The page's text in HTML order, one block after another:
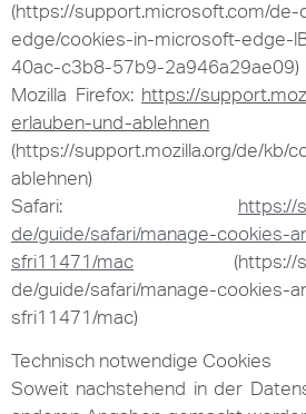
(https://support.microsoft.com/de-
edge/cookies-in-microsoft-edge-
40ac-c3b8-57b9-2a946a29ae09)
Mozilla Firefox: https://
erlauben-und-ablehnen
(https://support.mozilla.org/de/kb/
ablehnen)
Safari:
https://
de/guide/safari/manage-cookies-
sfri11471/mac
(https://
de/guide/safari/manage-cookies-
sfri11471/mac)
Technisch notwendige Cookies
Soweit nachstehend in der